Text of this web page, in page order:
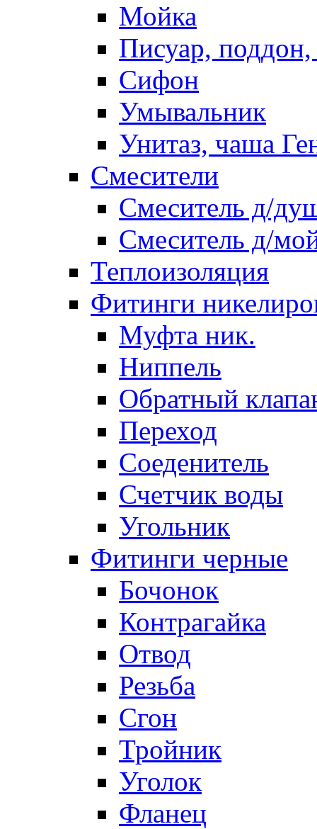
Мойка
Писуар, поддон,
Сифон
Умывальник
Унитаз, чаша
Смесители
Смеситель д/
Смеситель д/
Теплоизоляция
Фитинги
Муфта ник.
Ниппель
Обратный
Переход
Соеденитель
Счетчик воды
Угольник
Фитинги черные
Бочонок
Контрагайка
Отвод
Резьба
Сгон
Тройник
Уголок
Фланец